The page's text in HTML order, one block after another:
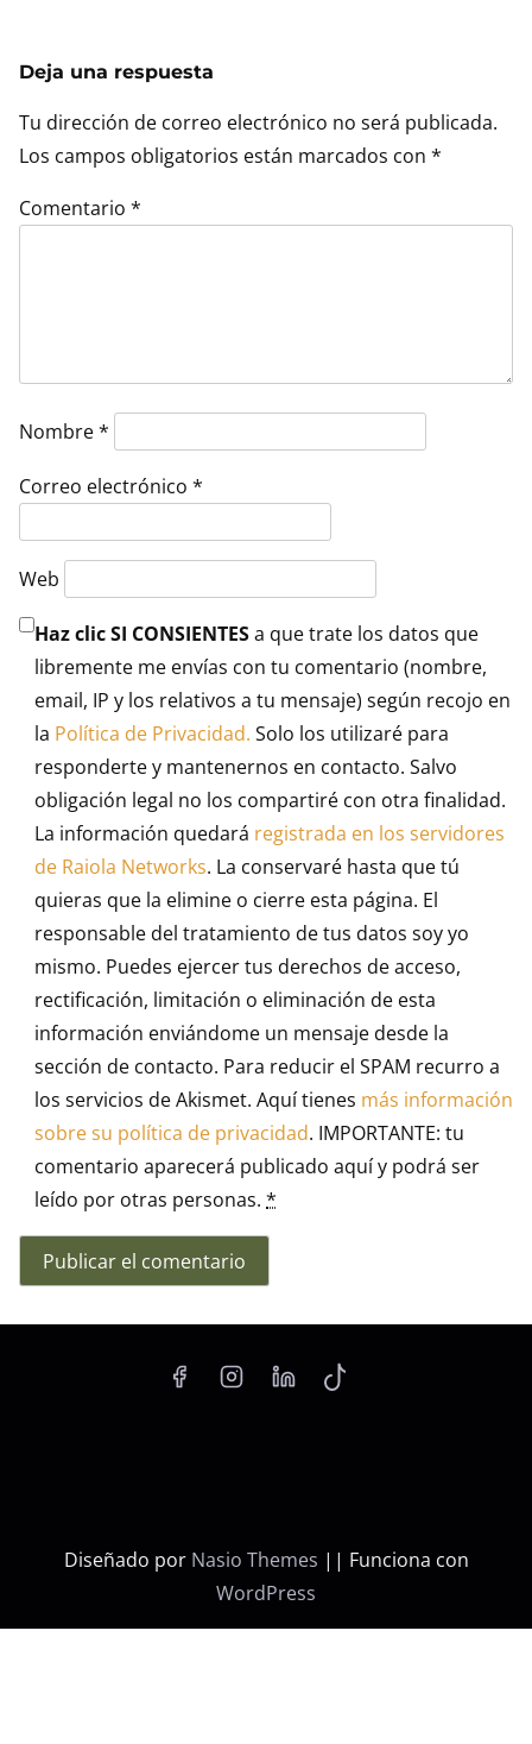
Deja una respuesta
Tu dirección de correo electrónico no será publicada.
Los campos obligatorios están marcados con *
Comentario *
Nombre*
Correo electrónico *
Web
Haz clic SI CONSIENTESa que trate los datos que
libremente me envías con tu comentario (nombre,
email, IP y los relativos a tu mensaje) según recojo en
la Política de Privacidad. Solo los utilizaré para
responderte y mantenernos en contacto. Salvo
obligación legal no los compartiré con otra finalidad.
La información quedará registrada en los servidores
de Raiola Networks. La conservaré hasta que tú
quieras que la elimine o cierre esta página. El
responsable del tratamiento de tus datos soy yo
mismo. Puedes ejercer tus derechos de acceso,
rectificación, limitación o eliminación de esta
información enviándome un mensaje desde la
sección de contacto. Para reducir el SPAM recurro a
los servicios de Akismet. Aquí tienes más información
sobre su política de privacidad. IMPORTANTE: tu
comentario aparecerá publicado aquí y podrá ser
leído por otras personas. *
Diseñado por Nasio Themes || Funciona con
WordPress